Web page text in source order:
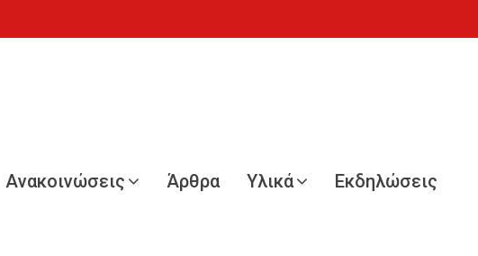
Ανακοινώσεις Άρθρα Υλικά Εκδηλώσεις